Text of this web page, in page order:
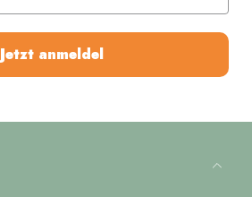
Jetzt anmeldel